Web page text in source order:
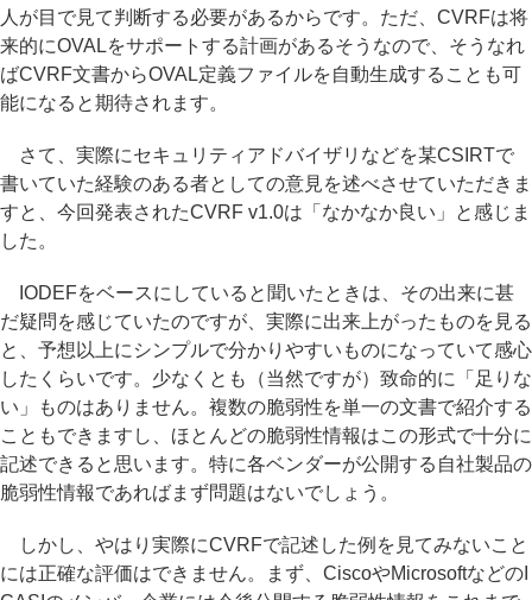
人が目で見て判断する必要があるからです。ただ、CVRFは将
来的にOVALをサポートする計画があるそうなので、そうなれ
ばCVRF文書からOVAL定義ファイルを自動生成することも可
能になると期待されます。
さて、実際にセキュリティアドバイザリなどを某CSIRTで
書いていた経験のある者としての意見を述べさせていただきま
すと、今回発表されたCVRF v1.0は「なかなか良い」と感じま
した。
IODEFをベースにしていると聞いたときは、その出来に甚
だ疑問を感じていたのですが、実際に出来上がったものを見る
と、予想以上にシンプルで分かりやすいものになっていて感心
したくらいです。少なくとも（当然ですが）致命的に「足りな
い」ものはありません。複数の脆弱性を単一の文書で紹介する
こともできますし、ほとんどの脆弱性情報はこの形式で十分に
記述できると思います。特に各ベンダーが公開する自社製品の
脆弱性情報であればまず問題はないでしょう。
しかし、やはり実際にCVRFで記述した例を見てみないこと
には正確な評価はできません。まず、CiscoやMicrosoftなどのI